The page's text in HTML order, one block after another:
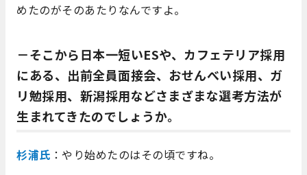
めたのがそのあたりなんですよ。
－そこから日本一短いESや、カフェテリア採用
にある、出前全員面接会、おせんべい採用、ガ
リ勉採用、新潟採用などさまざまな選考方法が
生まれてきたのでしょうか。
杉浦氏 ：やり始めたのはその頃ですね。